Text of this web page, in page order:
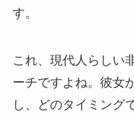
す。
これ、現代人らしい
ーチですよね。彼女
し、どのタイミング